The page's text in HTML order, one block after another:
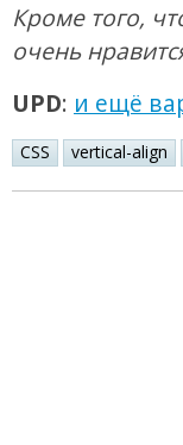
Кроме того,
очень
UPD: и ещё
CSS vertical-align